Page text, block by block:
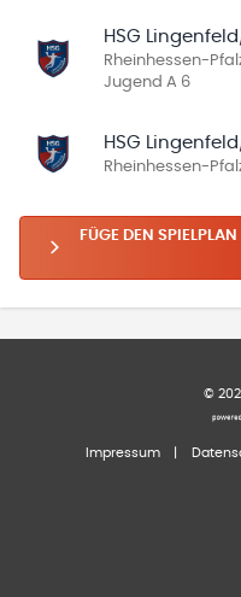
HSG
Rheinhessen-
Jugend A 6
HSG
Rheinhessen-
FÜGE DEN
©
Impressum